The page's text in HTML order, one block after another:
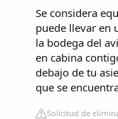
Se considera
puede llevar en
la bodega del
en cabina
debajo de tu
que se
Solicitud de